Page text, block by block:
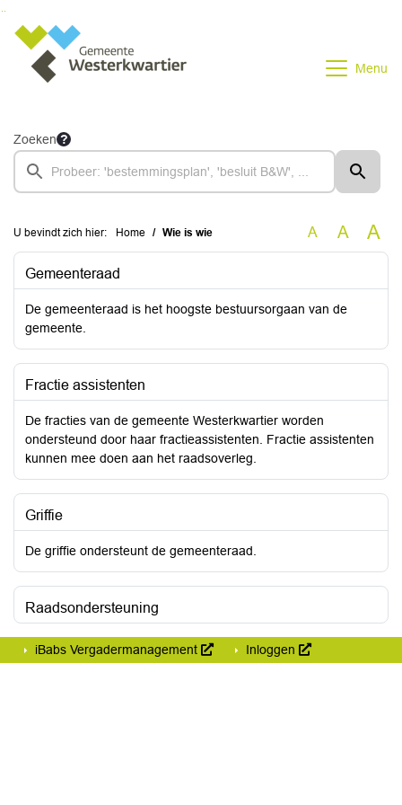
Menu
Zoeken
U bevindt zich hier: Home Wie is wie A A A
Gemeenteraad
De gemeenteraad is het hoogste bestuursorgaan van de
gemeente.
Fractie assistenten
De fracties van de gemeente Westerkwartier worden
ondersteund door haar fractieassistenten. Fractie assistenten
kunnen mee doen aan het raadsoverleg.
Griffie
De griffie ondersteunt de gemeenteraad.
Raadsondersteuning
iBabs Vergadermanagement Inloggen